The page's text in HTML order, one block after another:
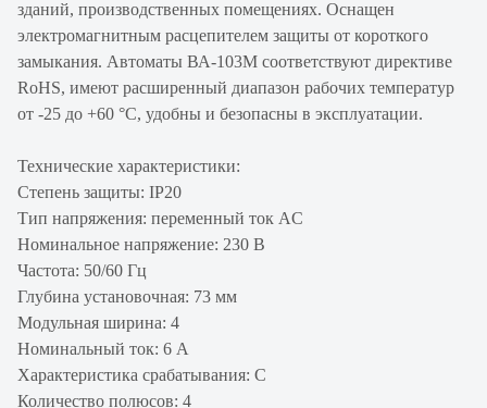
зданий, производственных помещениях. Оснащен
электромагнитным расцепителем защиты от короткого
замыкания. Автоматы ВА-103М соответствуют директиве
RoHS, имеют расширенный диапазон рабочих температур
от -25 до +60 °C, удобны и безопасны в эксплуатации.
Технические характеристики:
Степень защиты: IP20
Тип напряжения: переменный ток AC
Номинальное напряжение: 230 В
Частота: 50/60 Гц
Глубина установочная: 73 мм
Модульная ширина: 4
Номинальный ток: 6 А
Характеристика срабатывания: C
Количество полюсов: 4